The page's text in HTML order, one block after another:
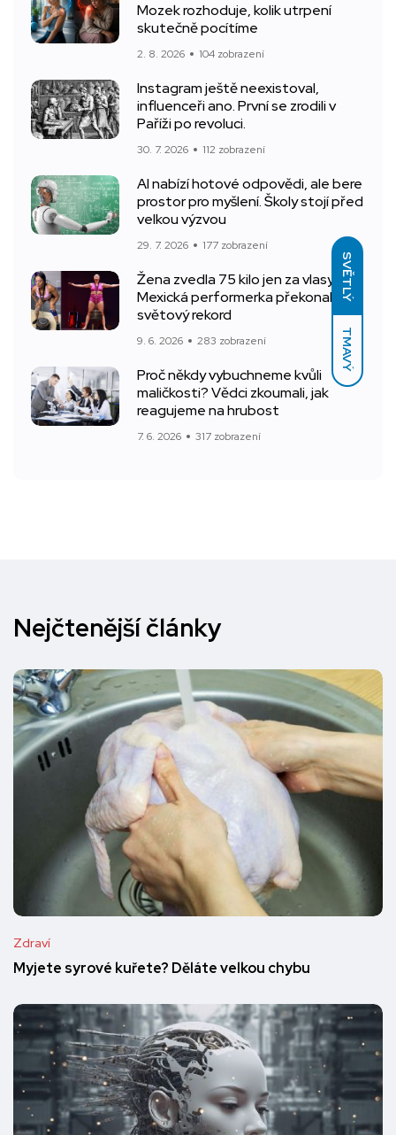
SVĚTLÝ
TMAVÝ
Mozek rozhoduje, kolik utrpení
skutečně pocítíme
2. 8. 2026 104 zobrazení
Instagram ještě neexistoval,
influenceři ano. První se zrodili v
Paříži po revoluci.
30. 7. 2026 112 zobrazení
AI nabízí hotové odpovědi, ale bere
prostor pro myšlení. Školy stojí před
velkou výzvou
29. 7. 2026 177 zobrazení
Žena zvedla 75 kilo jen za vlasy.
Mexická performerka překonala
světový rekord
9. 6. 2026 283 zobrazení
Proč někdy vybuchneme kvůli
maličkosti? Vědci zkoumali, jak
reagujeme na hrubost
7. 6. 2026 317 zobrazení
Nejčtenější články
Zdraví
Myjete syrové kuřete? Děláte velkou chybu